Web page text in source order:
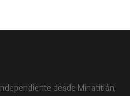
desde Minatitlán,